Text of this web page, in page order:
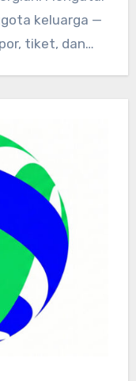
keluarga —
tiket, dan